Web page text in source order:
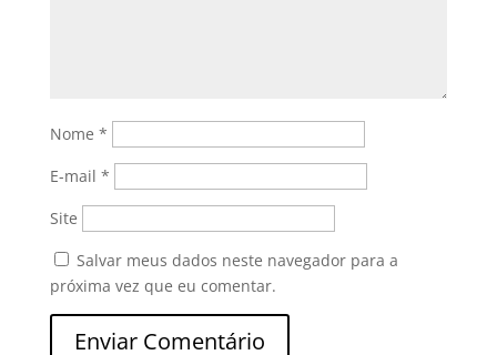
Nome *
E-mail *
Site
Salvar meus dados neste navegador para a
próxima vez que eu comentar.